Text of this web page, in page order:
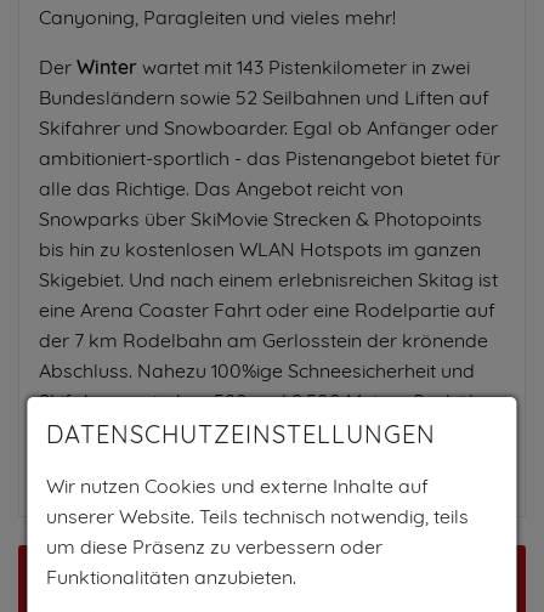
Canyoning, Paragleiten und vieles mehr!
Der Winter wartet mit 143 Pistenkilometer in zwei
Bundesländern sowie 52 Seilbahnen und Liften auf
Skifahrer und Snowboarder. Egal ob Anfänger oder
ambitioniert-sportlich - das Pistenangebot bietet für
alle das Richtige. Das Angebot reicht von
Snowparks über SkiMovie Strecken & Photopoints
bis hin zu kostenlosen WLAN Hotspots im ganzen
Skigebiet. Und nach einem erlebnisreichen Skitag ist
eine Arena Coaster Fahrt oder eine Rodelpartie auf
der 7 km Rodelbahn am Gerlosstein der krönende
Abschluss. Nahezu 100%ige Schneesicherheit und
Skifahren zwischen 580 und 2.500 Metern Seehöhe
garantieren den perfekten Winterurlaub für die
Anreise
DATENSCHUTZEINSTELLUNGEN
Wir nutzen Cookies und externe Inhalte auf
unserer Website. Teils technisch notwendig, teils
um diese Präsenz zu verbessern oder
Funktionalitäten anzubieten.